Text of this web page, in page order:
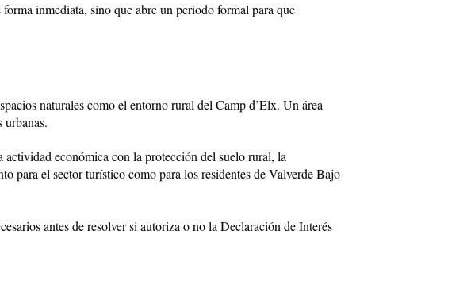
inmediata, sino que abre un periodo formal para que
naturales como el entorno rural del Camp d’Elx. Un área
urbanas.
económica con la protección del suelo rural, la
para el sector turístico como para los residentes de Valverde Bajo
antes de resolver si autoriza o no la Declaración de Interés